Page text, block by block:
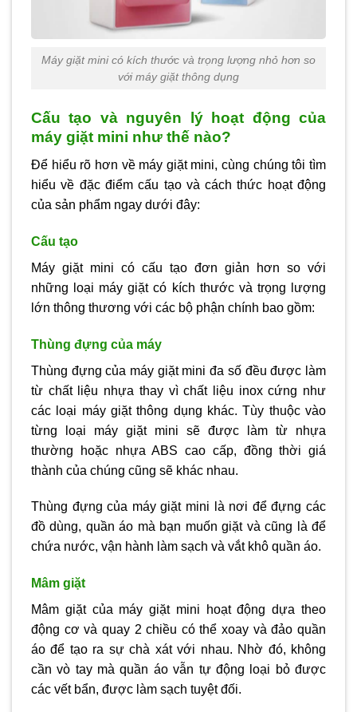
Máy giặt mini có kích thước và trọng lượng nhỏ hơn so
với máy giặt thông dụng
Cấu tạo và nguyên lý hoạt động của
máy giặt mini như thế nào?
Để hiểu rõ hơn về máy giặt mini, cùng chúng tôi tìm
hiểu về đặc điểm cấu tạo và cách thức hoạt động
của sản phẩm ngay dưới đây:
Cấu tạo
Máy giặt mini có cấu tạo đơn giản hơn so với
những loại máy giặt có kích thước và trọng lượng
lớn thông thương với các bộ phận chính bao gồm:
Thùng đựng của máy
Thùng đựng của máy giặt mini đa số đều được làm
từ chất liệu nhựa thay vì chất liệu inox cứng như
các loại máy giặt thông dụng khác. Tùy thuộc vào
từng loại máy giặt mini sẽ được làm từ nhựa
thường hoặc nhựa ABS cao cấp, đồng thời giá
thành của chúng cũng sẽ khác nhau.
Thùng đựng của máy giặt mini là nơi để đựng các
đồ dùng, quần áo mà bạn muốn giặt và cũng là để
chứa nước, vận hành làm sạch và vắt khô quần áo.
Mâm giặt
Mâm giặt của máy giặt mini hoạt động dựa theo
động cơ và quay 2 chiều có thể xoay và đảo quần
áo để tạo ra sự chà xát với nhau. Nhờ đó, không
cần vò tay mà quần áo vẫn tự động loại bỏ được
các vết bẩn, được làm sạch tuyệt đối.